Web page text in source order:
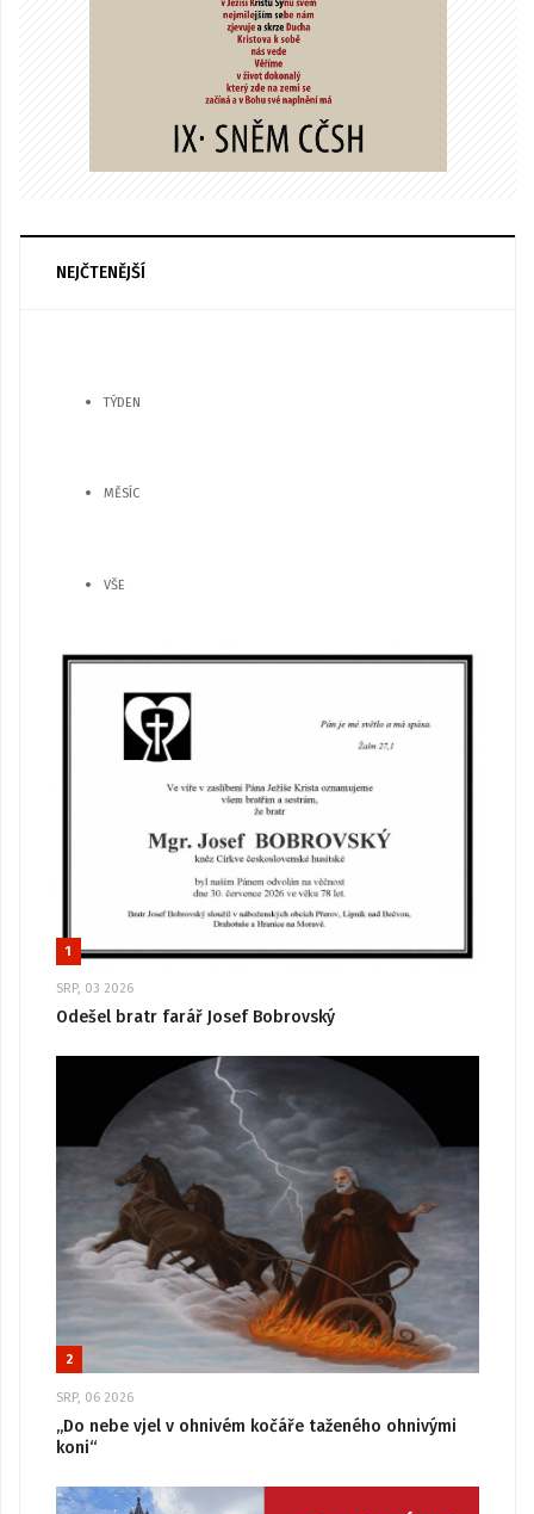
NEJČTENĚJŠÍ
TÝDEN
MĚSÍC
VŠE
1
SRP, 03 2026
Odešel bratr farář Josef Bobrovský
2
SRP, 06 2026
„Do nebe vjel v ohnivém kočáře taženého ohnivými
koni“